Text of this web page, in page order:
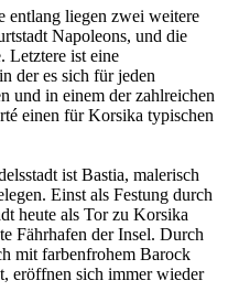
entlang liegen zwei weitere
Napoleons, und die
Letztere ist eine
der es sich für jeden
und in einem der zahlreichen
einen für Korsika typischen
ist Bastia, malerisch
Einst als Festung durch
heute als Tor zu Korsika
Fährhafen der Insel. Durch
mit farbenfrohem Barock
eröffnen sich immer wieder